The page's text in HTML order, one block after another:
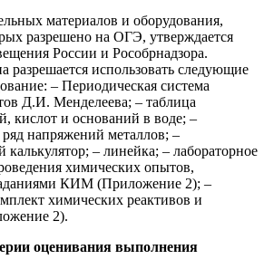
материалов и оборудования,
разрешено на ОГЭ, утверждается
России и Рособрнадзора.
разрешается использовать следующие
– Периодическая система
Д.И. Менделеева; – таблица
кислот и оснований в воде; –
напряжений металлов; –
– линейка; – лабораторное
химических опытов,
КИМ (Приложение 2); –
химических реактивов и
2).
оценивания выполнения